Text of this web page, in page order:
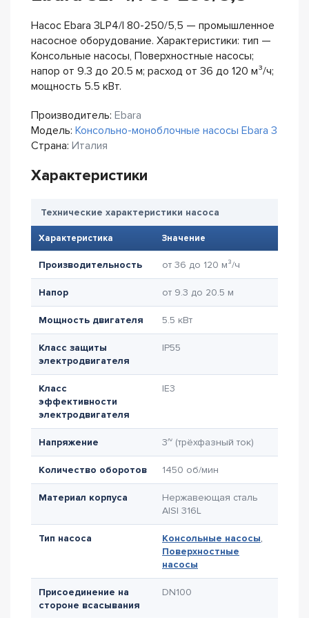
Насос Ebara 3LP4/I 80-250/5,5 — промышленное
насосное оборудование. Характеристики: тип —
Консольные насосы, Поверхностные насосы;
напор от 9.3 до 20.5 м; расход от 36 до 120 м³/ч;
мощность 5.5 кВт.
Производитель: Ebara
Модель: Консольно-моноблочные насосы Ebara 3
Страна: Италия
Характеристики
Технические характеристики насоса
Характеристика Значение
Производительность от 36 до 120 м³/ч
Напор от 9.3 до 20.5 м
Мощность двигателя 5.5 кВт
Класс защиты
электродвигателя
IP55
Класс
эффективности
электродвигателя
IE3
Напряжение 3~ (трёхфазный ток)
Количество оборотов 1450 об/мин
Материал корпуса
Нержавеющая сталь
AISI 316L
Тип насоса Консольные насосы,
Поверхностные
насосы
Присоединение на
стороне всасывания
DN100